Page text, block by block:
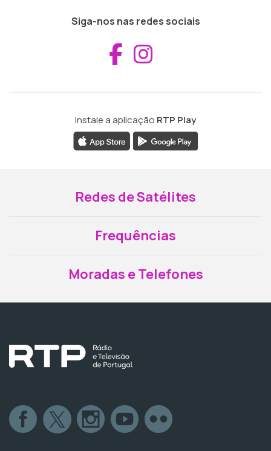
Siga-nos nas redes sociais
Aceder ao
Instale a aplicação RTP Play
Redes de Satélites
Frequências
Moradas e Telefones